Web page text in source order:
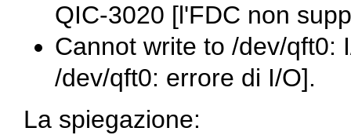
QIC-3020 [l'FDC non
Cannot write to /dev/qft0:
/dev/qft0: errore di I/O].
La spiegazione: